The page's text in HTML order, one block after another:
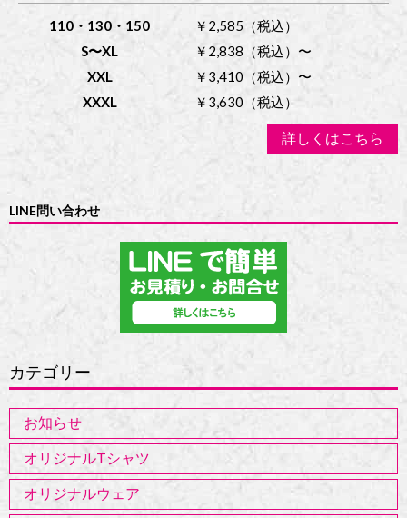
110・130・150
￥2,585（税込）
S〜XL
￥2,838（税込）〜
XXL
￥3,410（税込）〜
XXXL
￥3,630（税込）
詳しくはこちら
LINE問い合わせ
カテゴリー
お知らせ
オリジナルTシャツ
オリジナルウェア